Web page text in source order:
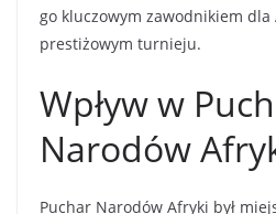
go kluczowym zawodnikiem
prestiżowym turnieju.
Wpływ w
Narodów
Puchar Narodów Afryki był